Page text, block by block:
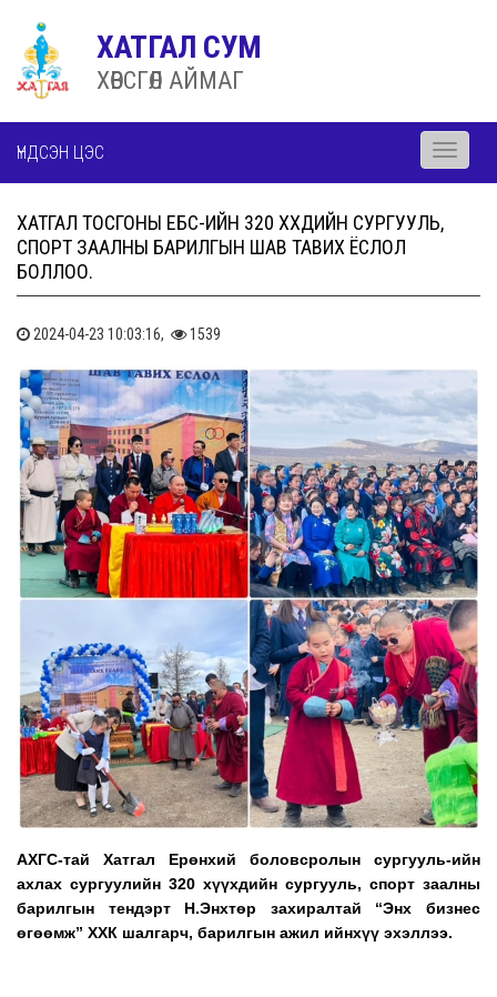
ХАТГАЛ СУМ
ХӨВСГӨЛ АЙМАГ
ҮНДСЭН ЦЭС
Toggle
ХАТГАЛ ТОСГОНЫ ЕБС-ИЙН 320 ХҮҮХДИЙН СУРГУУЛЬ,
СПОРТ ЗААЛНЫ БАРИЛГЫН ШАВ ТАВИХ ЁСЛОЛ
БОЛЛОО.
2024-04-23 10:03:16, 1539
АХГС-тай Хатгал Ерөнхий боловсролын сургууль-ийн
ахлах сургуулийн 320 хүүхдийн сургууль, спорт заалны
барилгын тендэрт Н.Энхтөр захиралтай “Энх бизнес
өгөөмж” ХХК шалгарч, барилгын ажил ийнхүү эхэллээ.